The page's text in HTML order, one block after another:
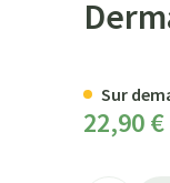
22,90 €
Sur